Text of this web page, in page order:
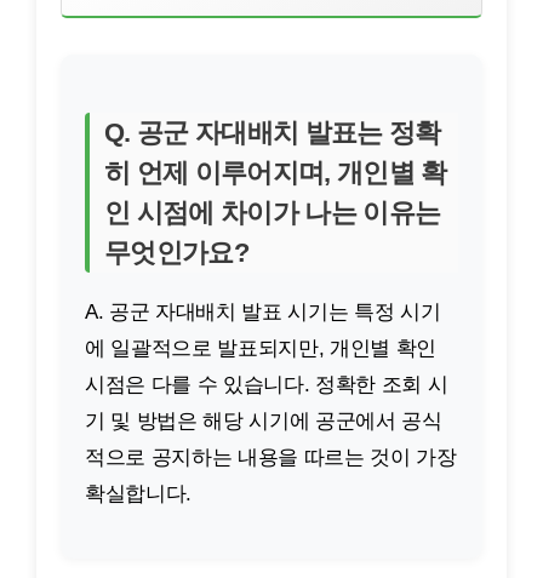
Q. 공군 자대배치 발표는 정확
히 언제 이루어지며, 개인별 확
인 시점에 차이가 나는 이유는
무엇인가요?
A. 공군 자대배치 발표 시기는 특정 시기
에 일괄적으로 발표되지만, 개인별 확인
시점은 다를 수 있습니다. 정확한 조회 시
기 및 방법은 해당 시기에 공군에서 공식
적으로 공지하는 내용을 따르는 것이 가장
확실합니다.